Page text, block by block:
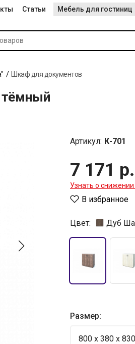
Статьи Мебель для гостиниц
Шкаф для документов
Артикул: К-701
7 171 р.
Узнать о
В избранное
Цвет: Дуб
Размер:
800 x 380 x